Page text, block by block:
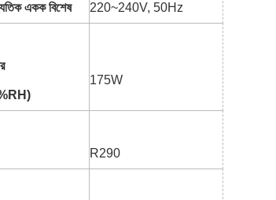
একক বিশেষ 220~240V, 50Hz
175W
R290